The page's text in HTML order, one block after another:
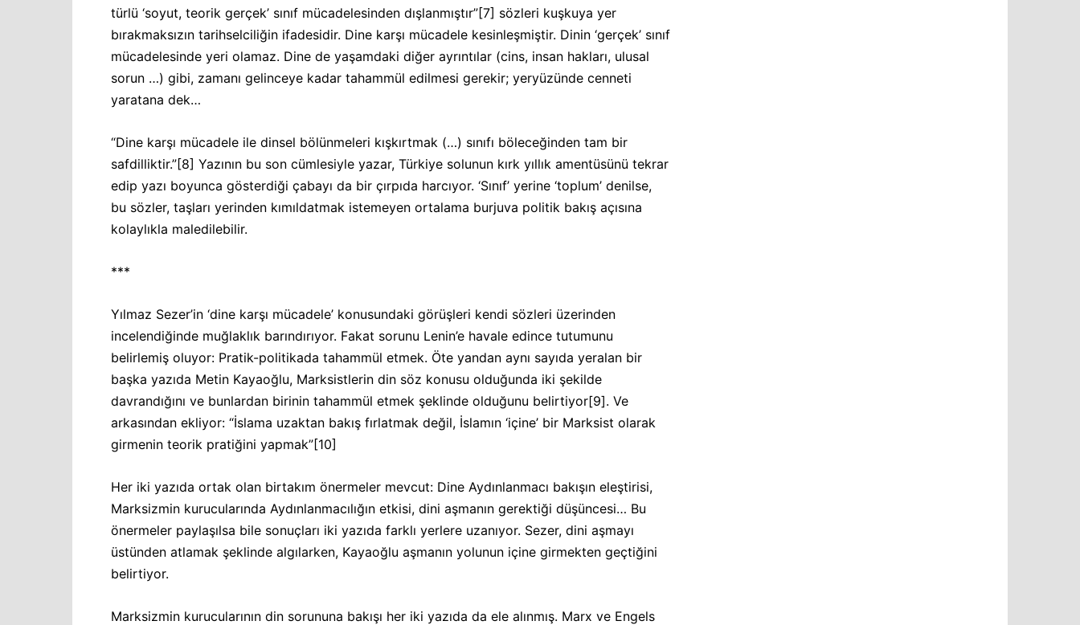
türlü ‘soyut, teorik gerçek’ sınıf mücadelesinden dışlanmıştır”[7] sözleri kuşkuya yer
bırakmaksızın tarihselciliğin ifadesidir. Dine karşı mücadele kesinleşmiştir. Dinin ‘gerçek’ sınıf
mücadelesinde yeri olamaz. Dine de yaşamdaki diğer ayrıntılar (cins, insan hakları, ulusal
sorun …) gibi, zamanı gelinceye kadar tahammül edilmesi gerekir; yeryüzünde cenneti
yaratana dek…
“Dine karşı mücadele ile dinsel bölünmeleri kışkırtmak (…) sınıfı böleceğinden tam bir
safdilliktir.”[8] Yazının bu son cümlesiyle yazar, Türkiye solunun kırk yıllık amentüsünü tekrar
edip yazı boyunca gösterdiği çabayı da bir çırpıda harcıyor. ‘Sınıf’ yerine ‘toplum’ denilse,
bu sözler, taşları yerinden kımıldatmak istemeyen ortalama burjuva politik bakış açısına
kolaylıkla maledilebilir.
***
Yılmaz Sezer’in ‘dine karşı mücadele’ konusundaki görüşleri kendi sözleri üzerinden
incelendiğinde muğlaklık barındırıyor. Fakat sorunu Lenin’e havale edince tutumunu
belirlemiş oluyor: Pratik-politikada tahammül etmek. Öte yandan aynı sayıda yeralan bir
başka yazıda Metin Kayaoğlu, Marksistlerin din söz konusu olduğunda iki şekilde
davrandığını ve bunlardan birinin tahammül etmek şeklinde olduğunu belirtiyor[9]. Ve
arkasından ekliyor: “İslama uzaktan bakış fırlatmak değil, İslamın ‘içine’ bir Marksist olarak
girmenin teorik pratiğini yapmak”[10]
Her iki yazıda ortak olan birtakım önermeler mevcut: Dine Aydınlanmacı bakışın eleştirisi,
Marksizmin kurucularında Aydınlanmacılığın etkisi, dini aşmanın gerektiği düşüncesi… Bu
önermeler paylaşılsa bile sonuçları iki yazıda farklı yerlere uzanıyor. Sezer, dini aşmayı
üstünden atlamak şeklinde algılarken, Kayaoğlu aşmanın yolunun içine girmekten geçtiğini
belirtiyor.
Marksizmin kurucularının din sorununa bakışı her iki yazıda da ele alınmış. Marx ve Engels